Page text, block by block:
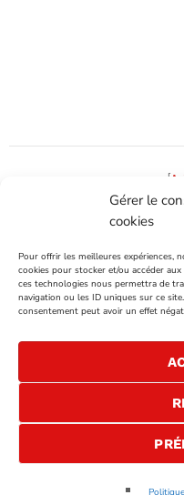
Gérer le
cookies
Pour offrir les meilleures expériences,
cookies pour stocker et/ou accéder
ces technologies nous permettra de
navigation ou les ID uniques sur ce
consentement peut avoir un effet
Passion FM
[
VENTES PUBLICITAIRES
NOUS JOINDRE